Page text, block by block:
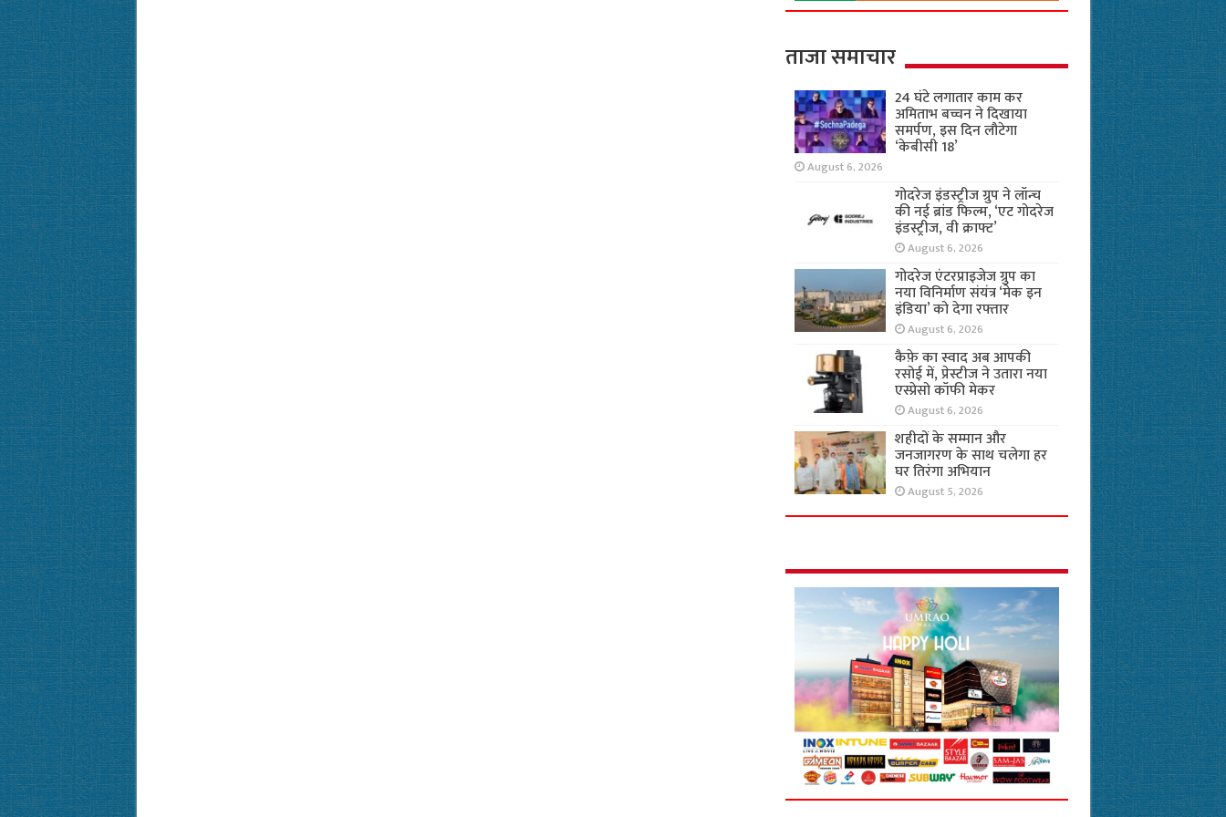
ताजा समाचार
24 घंटे लगातार काम कर
अमिताभ बच्चन ने दिखाया
समर्पण, इस दिन लौटेगा
‘केबीसी 18’
August 6, 2026
गोदरेज इंडस्ट्रीज ग्रुप ने लॉन्च
की नई ब्रांड फिल्म, ‘एट गोदरेज
इंडस्ट्रीज, वी क्राफ्ट’
August 6, 2026
गोदरेज एंटरप्राइजेज ग्रुप का
नया विनिर्माण संयंत्र ‘मेक इन
इंडिया’ को देगा रफ्तार
August 6, 2026
कैफ़े का स्वाद अब आपकी
रसोई में, प्रेस्टीज ने उतारा नया
एस्प्रेसो कॉफी मेकर
August 6, 2026
शहीदों के सम्मान और
जनजागरण के साथ चलेगा हर
घर तिरंगा अभियान
August 5, 2026